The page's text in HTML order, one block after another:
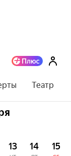
Театр
13 14 15